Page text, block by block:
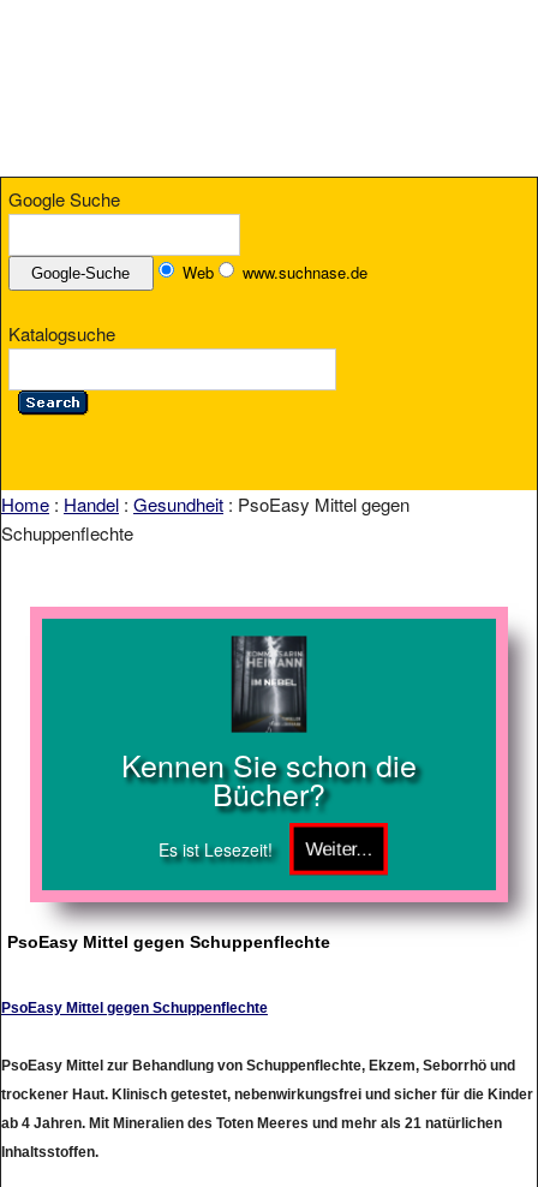
Google Suche
Web www.suchnase.de
Katalogsuche
Home : Handel : Gesundheit : PsoEasy Mittel gegen
Schuppenflechte
Kennen Sie schon die
Bücher?
Es ist Lesezeit!
PsoEasy Mittel gegen Schuppenflechte
PsoEasy Mittel gegen Schuppenflechte
PsoEasy Mittel zur Behandlung von Schuppenflechte, Ekzem, Seborrhö und
trockener Haut. Klinisch getestet, nebenwirkungsfrei und sicher für die Kinder
ab 4 Jahren. Mit Mineralien des Toten Meeres und mehr als 21 natürlichen
Inhaltsstoffen.